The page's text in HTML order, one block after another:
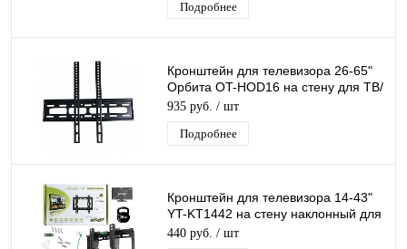
Подробнее
Кронштейн для телевизора 26-65"
Орбита OT-HOD16 на стену для ТВ/
Монитора
935 руб. / шт
Подробнее
Кронштейн для телевизора 14-43"
YT-KT1442 на стену наклонный для
ТВ/Монитора до 25кг
440 руб. / шт